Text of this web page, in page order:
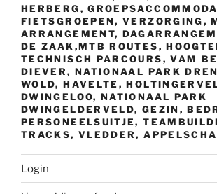
HERBERG,
FIETSGROEPEN, VERZORGING,
ARRANGEMENT,
DE ZAAK,MTB ROUTES,
TECHNISCH PARCOURS, VAM
DIEVER, NATIONAAL PARK
WOLD, HAVELTE,
DWINGELOO, NATIONAAL PARK
DWINGELDERVELD, GEZIN,
PERSONEELSUITJE,
TRACKS, VLEDDER,
Login